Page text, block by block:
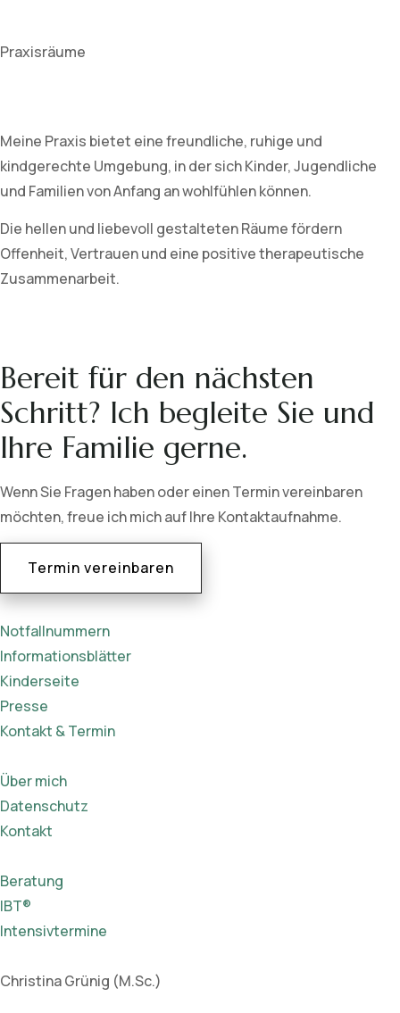
Praxisräume
Meine Praxis bietet eine freundliche, ruhige und
kindgerechte Umgebung, in der sich Kinder, Jugendliche
und Familien von Anfang an wohlfühlen können.
Die hellen und liebevoll gestalteten Räume fördern
Offenheit, Vertrauen und eine positive therapeutische
Zusammenarbeit.
Bereit für den nächsten
Schritt? Ich begleite Sie und
Ihre Familie gerne.
Wenn Sie Fragen haben oder einen Termin vereinbaren
möchten, freue ich mich auf Ihre Kontaktaufnahme.
Termin vereinbaren
Notfallnummern
Informationsblätter
Kinderseite
Presse
Kontakt & Termin
Über mich
Datenschutz
Kontakt
Beratung
IBT®
Intensivtermine
Christina Grünig (M.Sc.)